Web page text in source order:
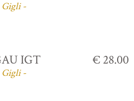
Gigli -
IGT
Gigli -
€ 28.00